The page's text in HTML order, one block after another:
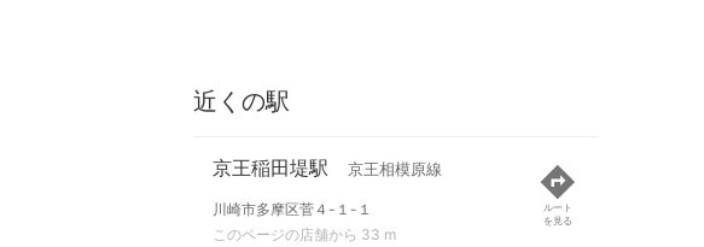
近くの駅
京王稲田堤駅 京王相模原線
川崎市多摩区菅４-１-１
このページの店舗から 33 m
ルート
を見る